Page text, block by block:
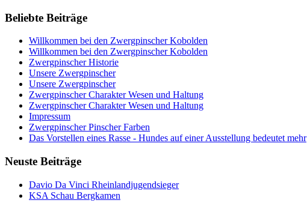
Beliebte Beiträge
Willkommen bei den Zwergpinscher Kobolden
Willkommen bei den Zwergpinscher Kobolden
Zwergpinscher Historie
Unsere Zwergpinscher
Unsere Zwergpinscher
Zwergpinscher Charakter Wesen und Haltung
Zwergpinscher Charakter Wesen und Haltung
Impressum
Zwergpinscher Pinscher Farben
Das Vorstellen eines Rasse - Hundes auf einer Ausstellung bedeutet mehr
Neuste Beiträge
Davio Da Vinci Rheinlandjugendsieger
KSA Schau Bergkamen